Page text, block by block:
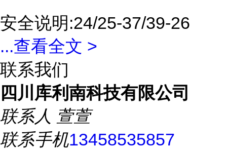
安全说明:24/25-37/39-26
...查看全文 >
联系我们
四川库利南科技有限公司
联系人 萱萱
联系手机13458535857